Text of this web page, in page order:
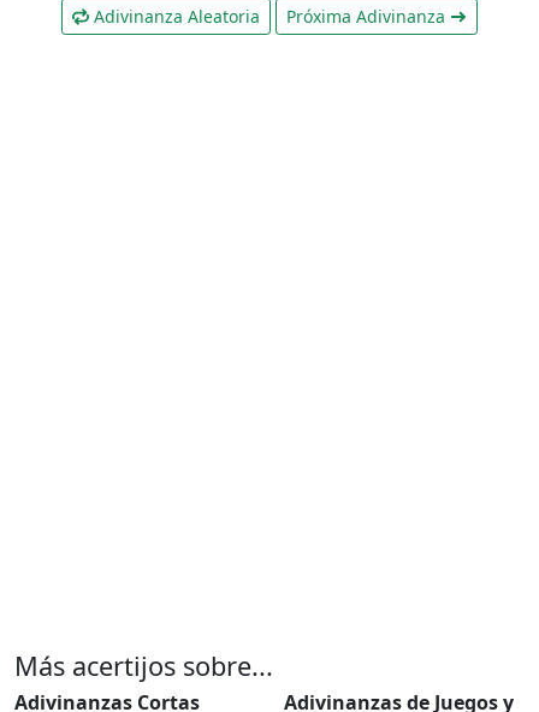
Adivinanza Aleatoria Próxima Adivinanza
Más acertijos sobre...
Adivinanzas Cortas
Adivinanzas de Juegos y